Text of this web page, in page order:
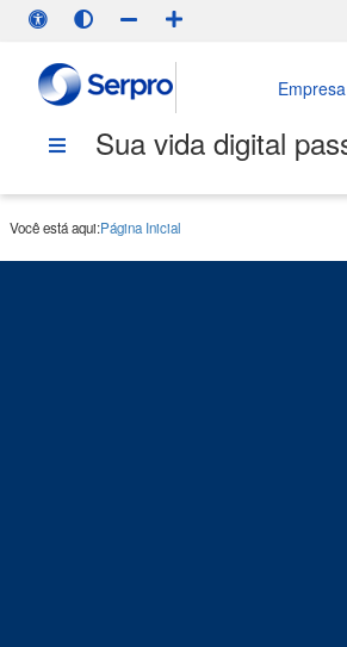
Empresa
Sua vida digital
Você está aqui:Página Inicial